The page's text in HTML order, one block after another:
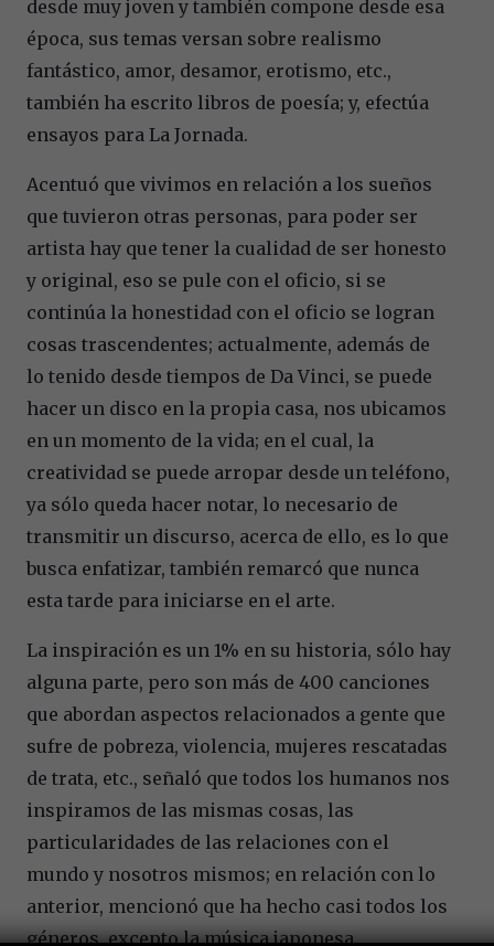
desde muy joven y también compone desde esa
época, sus temas versan sobre realismo
fantástico, amor, desamor, erotismo, etc.,
también ha escrito libros de poesía; y, efectúa
ensayos para La Jornada.
Acentuó que vivimos en relación a los sueños
que tuvieron otras personas, para poder ser
artista hay que tener la cualidad de ser honesto
y original, eso se pule con el oficio, si se
continúa la honestidad con el oficio se logran
cosas trascendentes; actualmente, además de
lo tenido desde tiempos de Da Vinci, se puede
hacer un disco en la propia casa, nos ubicamos
en un momento de la vida; en el cual, la
creatividad se puede arropar desde un teléfono,
ya sólo queda hacer notar, lo necesario de
transmitir un discurso, acerca de ello, es lo que
busca enfatizar, también remarcó que nunca
esta tarde para iniciarse en el arte.
La inspiración es un 1% en su historia, sólo hay
alguna parte, pero son más de 400 canciones
que abordan aspectos relacionados a gente que
sufre de pobreza, violencia, mujeres rescatadas
de trata, etc., señaló que todos los humanos nos
inspiramos de las mismas cosas, las
particularidades de las relaciones con el
mundo y nosotros mismos; en relación con lo
anterior, mencionó que ha hecho casi todos los
géneros, excepto la música japonesa.